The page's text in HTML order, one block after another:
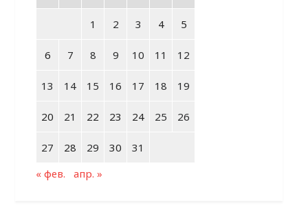
1 2 3 4 5
6 7 8 9 10 11 12
13 14 15 16 17 18 19
20 21 22 23 24 25 26
27 28 29 30
31
« фев.
апр. »